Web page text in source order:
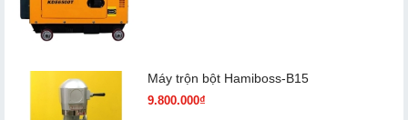
Máy trộn bột Hamiboss-B15
9.800.000₫